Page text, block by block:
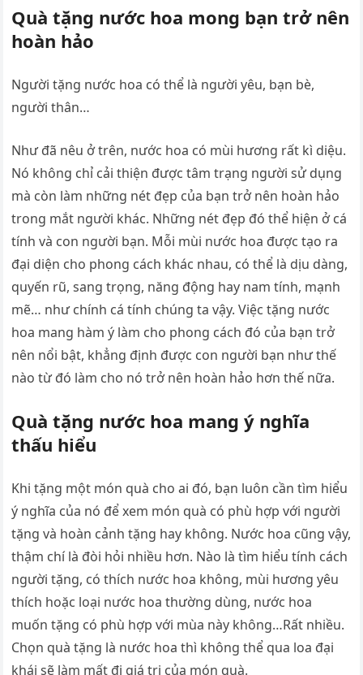
Quà tặng nước hoa mong bạn trở nên
hoàn hảo
Người tặng nước hoa có thể là người yêu, bạn bè,
người thân…
Như đã nêu ở trên, nước hoa có mùi hương rất kì diệu.
Nó không chỉ cải thiện được tâm trạng người sử dụng
mà còn làm những nét đẹp của bạn trở nên hoàn hảo
trong mắt người khác. Những nét đẹp đó thể hiện ở cá
tính và con người bạn. Mỗi mùi nước hoa được tạo ra
đại diện cho phong cách khác nhau, có thể là dịu dàng,
quyến rũ, sang trọng, năng động hay nam tính, mạnh
mẽ… như chính cá tính chúng ta vậy. Việc tặng nước
hoa mang hàm ý làm cho phong cách đó của bạn trở
nên nổi bật, khẳng định được con người bạn như thế
nào từ đó làm cho nó trở nên hoàn hảo hơn thế nữa.
Quà tặng nước hoa mang ý nghĩa
thấu hiểu
Khi tặng một món quà cho ai đó, bạn luôn cần tìm hiểu
ý nghĩa của nó để xem món quà có phù hợp với người
tặng và hoàn cảnh tặng hay không. Nước hoa cũng vậy,
thậm chí là đòi hỏi nhiều hơn. Nào là tìm hiểu tính cách
người tặng, có thích nước hoa không, mùi hương yêu
thích hoặc loại nước hoa thường dùng, nước hoa
muốn tặng có phù hợp với mùa này không…Rất nhiều.
Chọn quà tặng là nước hoa thì không thể qua loa đại
khái sẽ làm mất đi giá trị của món quà.